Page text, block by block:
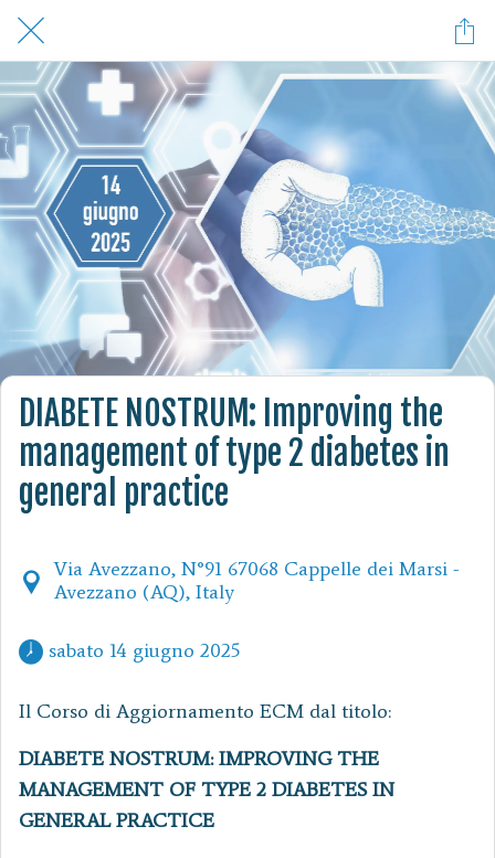
DIABETE NOSTRUM: Improving the
management of type 2 diabetes in
general practice
Via Avezzano, N°91 67068 Cappelle dei Marsi -
Avezzano (AQ), Italy
sabato 14 giugno 2025
Il Corso di Aggiornamento ECM dal titolo:
DIABETE NOSTRUM: IMPROVING THE
MANAGEMENT OF TYPE 2 DIABETES IN
GENERAL PRACTICE